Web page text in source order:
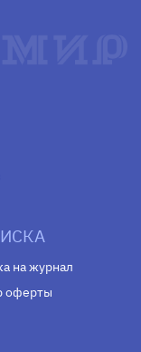
на журнал
оферты